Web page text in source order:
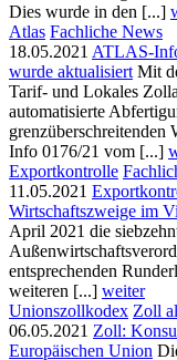
Dies wurde in den [...]
Atlas Fachliche News
18.05.2021 ATLAS-
wurde aktualisiert Mit
Tarif- und Lokales
automatisierte
Info 0176/21 vom [...]
Exportkontrolle
11.05.2021
Wirtschaftszweige im
April 2021 die
entsprechenden
weiteren [...] weiter
Unionszollkodex Zoll
06.05.2021 Zoll:
Europäischen Union